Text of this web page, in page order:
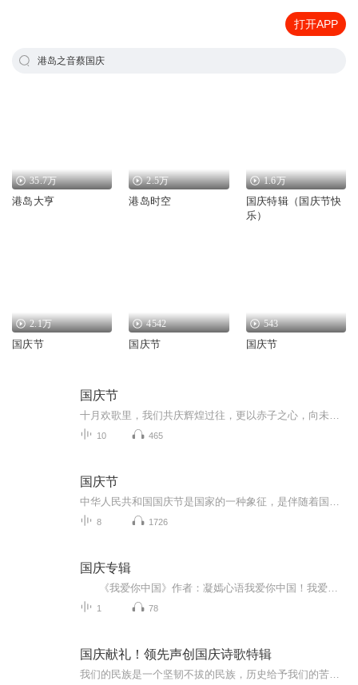
打开APP
港岛之音蔡国庆
35.7万
港岛大亨
2.5万
港岛时空
1.6万
国庆特辑（国庆节快
乐）
2.1万
国庆节
4542
国庆节
543
国庆节
国庆节
10 465
国庆节
8 1726
国庆专辑
1 78
国庆献礼！领先声创国庆诗歌特辑